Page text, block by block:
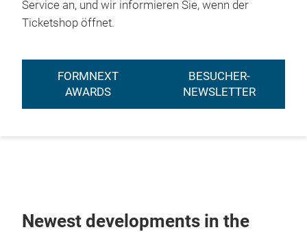
Service an, und wir informieren Sie, wenn der
Ticketshop öffnet.
FORMNEXT
AWARDS
BESUCHER-
NEWSLETTER
Newest developments in the